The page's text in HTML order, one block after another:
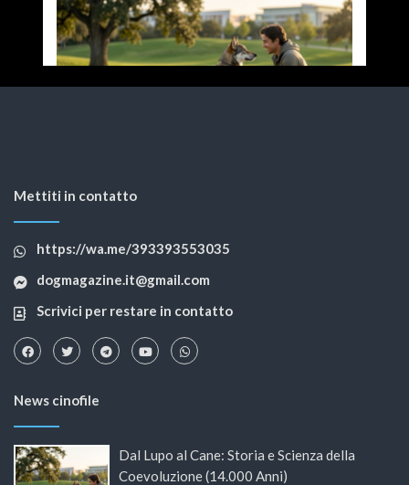
Mettiti in contatto
https://wa.me/393393553035
dogmagazine.it@gmail.com
Scrivici per restare in contatto
News cinofile
Dal Lupo al Cane: Storia e Scienza della
Coevoluzione (14.000 Anni)